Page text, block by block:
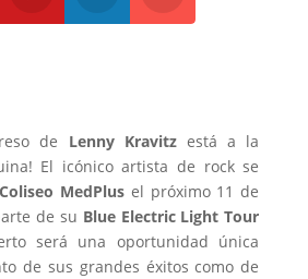
de Lenny Kravitzestá a la
El icónico artista de rock se
Coliseo MedPlus el próximo 11 de
de su Blue Electric Light Tour
será una oportunidad única
de sus grandes éxitos como de